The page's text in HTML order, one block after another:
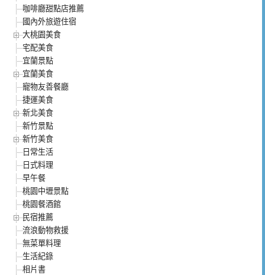
咖啡廳甜點店推薦
國內外旅遊住宿
大桃園美食
宅配美食
宜蘭景點
宜蘭美食
寵物友善餐廳
捷運美食
新北美食
新竹景點
新竹美食
日常生活
日式料理
早午餐
桃園中壢景點
桃園餐酒館
民宿推薦
流浪動物救援
無菜單料理
生活紀錄
相片書